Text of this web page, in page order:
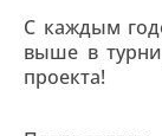
С каждым
выше в
проекта!